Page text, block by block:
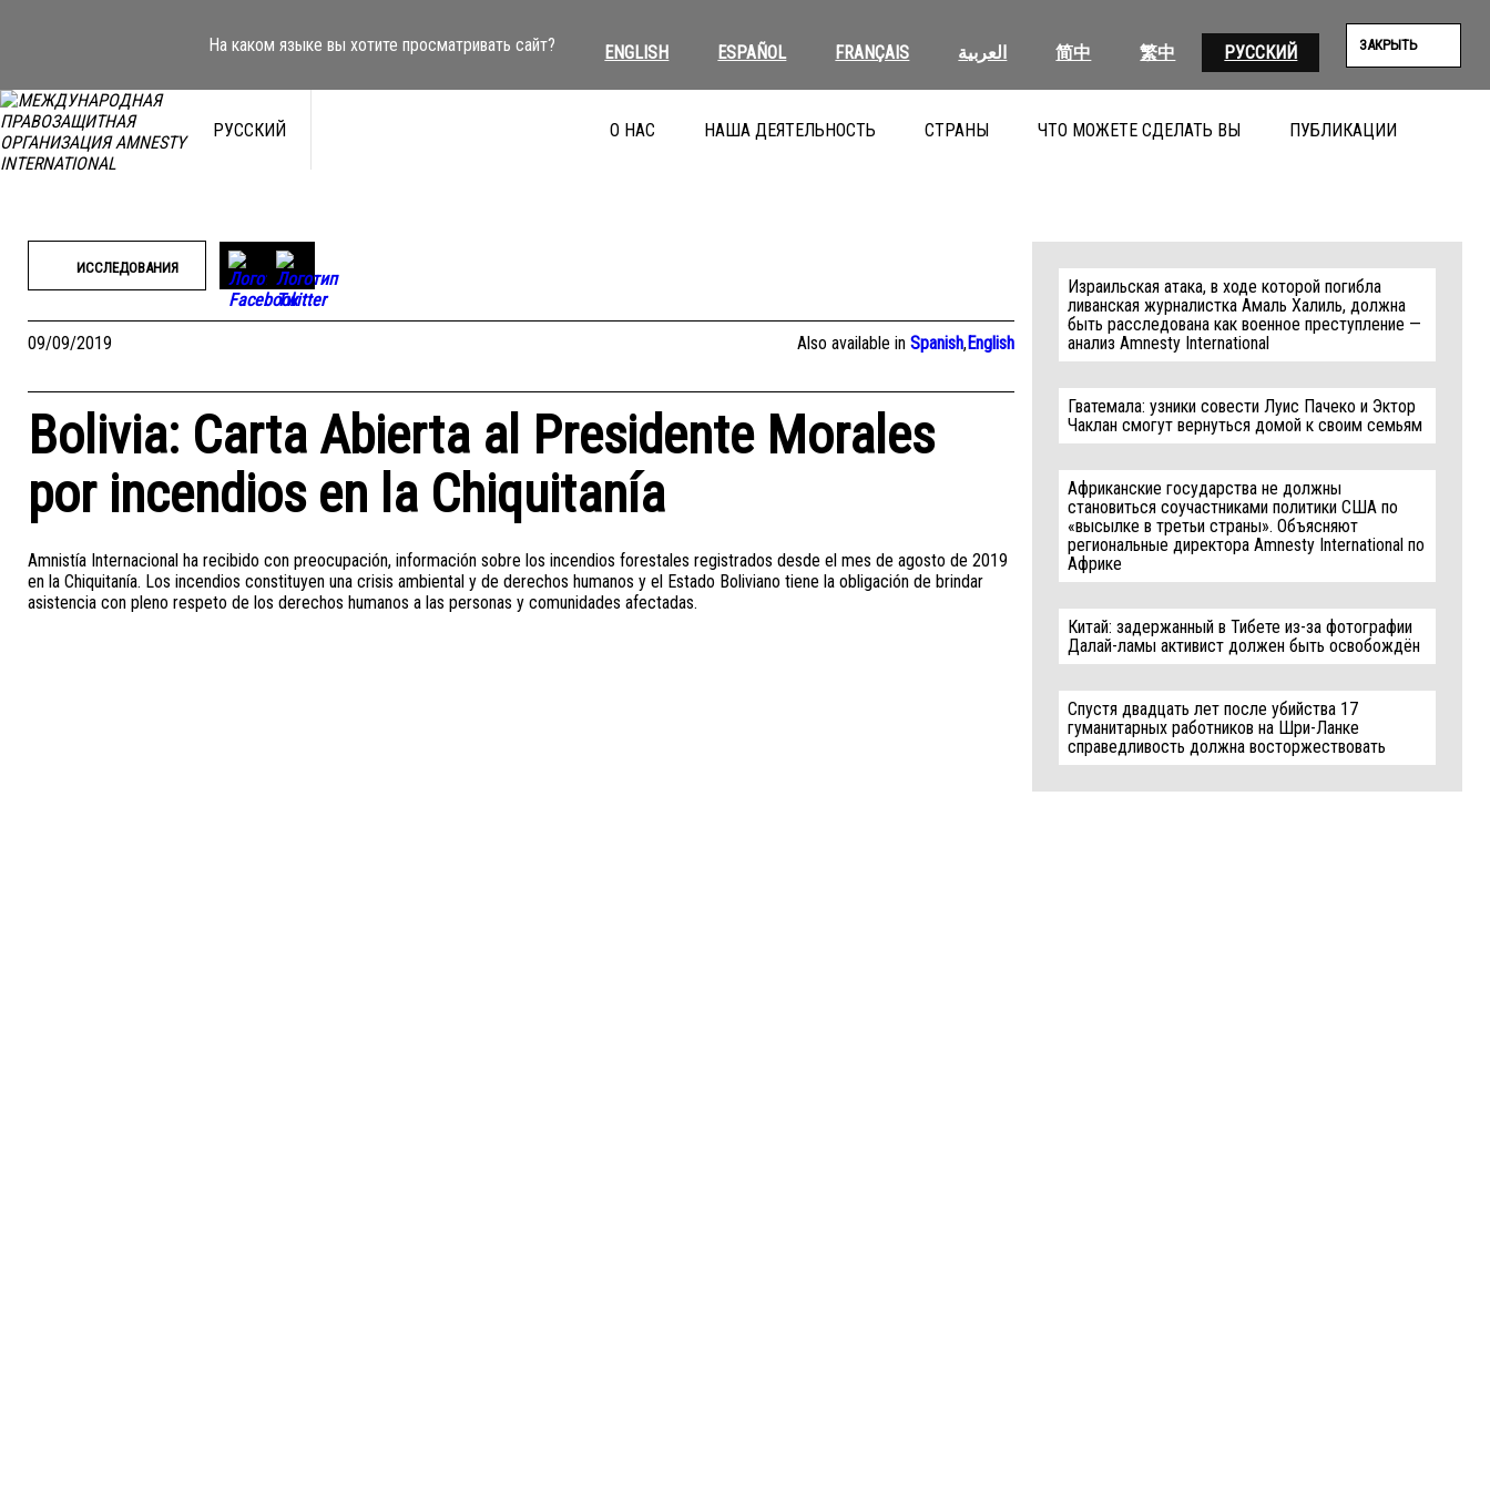
На каком языке вы хотите просматривать сайт? ENGLISH ESPAÑOL FRANÇAIS العربية 简中 繁中 РУССКИЙ ЗАКРЫТЬ
РУССКИЙ О НАС НАША ДЕЯТЕЛЬНОСТЬ СТРАНЫ ЧТО МОЖЕТЕ СДЕЛАТЬ ВЫ ПУБЛИКАЦИИ
ИССЛЕДОВАНИЯ
09/09/2019 Also available inSpanish,English
Bolivia: Carta Abierta al Presidente Morales
por incendios en la Chiquitanía
Amnistía Internacional ha recibido con preocupación, información sobre los incendios forestales registrados desde el mes de agosto de 2019
en la Chiquitanía. Los incendios constituyen una crisis ambiental y de derechos humanos y el Estado Boliviano tiene la obligación de brindar
asistencia con pleno respeto de los derechos humanos a las personas y comunidades afectadas.
Израильская атака, в ходе которой погибла
ливанская журналистка Амаль Халиль, должна
быть расследована как военное преступление —
анализ Amnesty International
Гватемала: узники совести Луис Пачеко и Эктор
Чаклан смогут вернуться домой к своим семьям
Африканские государства не должны
становиться соучастниками политики США по
«высылке в третьи страны». Объясняют
региональные директора Amnesty International по
Африке
Китай: задержанный в Тибете из-за фотографии
Далай-ламы активист должен быть освобождён
Спустя двадцать лет после убийства 17
гуманитарных работников на Шри-Ланке
справедливость должна восторжествовать